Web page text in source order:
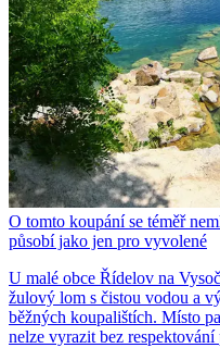
O tomto koupání se téměř
působí jako jen pro vyvolené
U malé obce Řídelov na
žulový lom s čistou vodou a
běžných koupalištích. Místo
nelze vyrazit bez